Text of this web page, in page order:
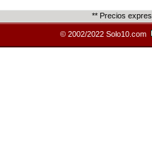
** Precios
© 2002/2022 Solo10.com